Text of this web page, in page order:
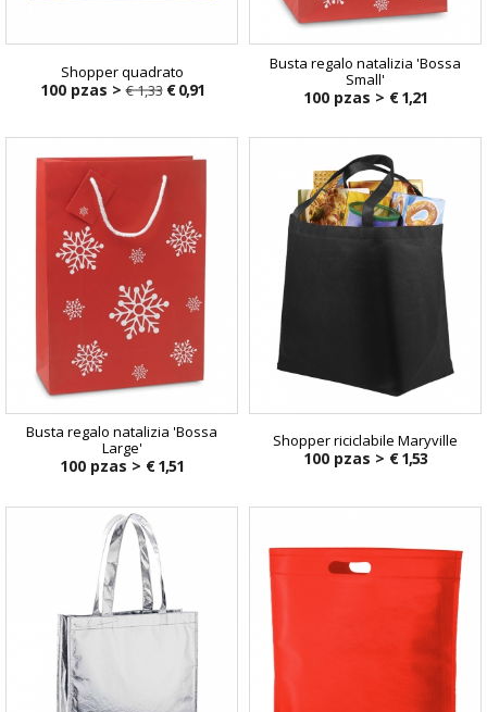
Shopper quadrato
100 pzas >€ 1,33 € 0,91
Busta regalo natalizia 'Bossa
Small'
100 pzas > € 1,21
Busta regalo natalizia 'Bossa
Large'
100 pzas > € 1,51
Shopper riciclabile Maryville
100 pzas > € 1,53